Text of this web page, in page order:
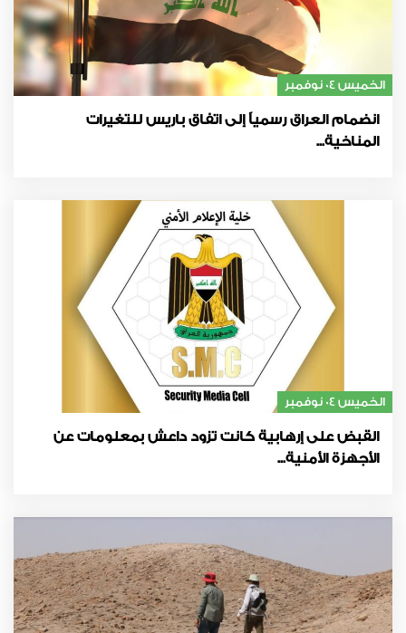
الخميس 04 نوفمبر
انضمام العراق رسمياً إلى اتفاق باريس للتغيرات
المناخية...
الخميس 04 نوفمبر
القبض على إرهابية كانت تزود داعش بمعلومات عن
الأجهزة الأمنية...